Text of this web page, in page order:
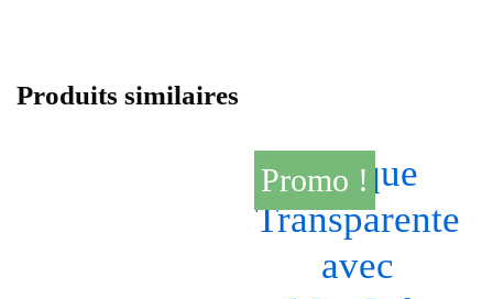
Produits similaires
Promo !